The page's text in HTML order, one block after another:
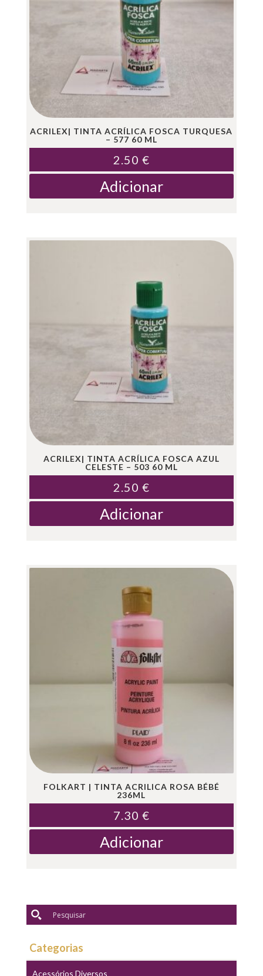
ACRILEX| TINTA ACRÍLICA FOSCA TURQUESA
– 577 60 ML
2.50 €
Adicionar
ACRILEX| TINTA ACRÍLICA FOSCA AZUL
CELESTE – 503 60 ML
2.50 €
Adicionar
FOLKART | TINTA ACRILICA ROSA BÉBÉ
236ML
7.30 €
Adicionar
Categorias
Acessórios Diversos